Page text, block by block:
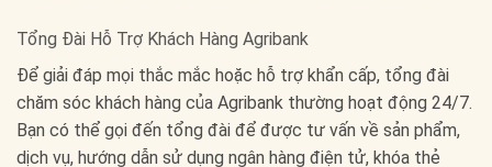
Tổng Đài Hỗ Trợ Khách Hàng Agribank
Để giải đáp mọi thắc mắc hoặc hỗ trợ khẩn cấp, tổng đài
chăm sóc khách hàng của Agribank thường hoạt động 24/7.
Bạn có thể gọi đến tổng đài để được tư vấn về sản phẩm,
dịch vụ, hướng dẫn sử dụng ngân hàng điện tử, khóa thẻ